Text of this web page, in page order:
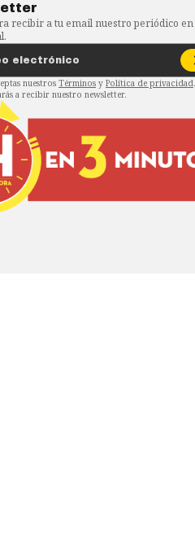
recibir a tu email nuestro periódico en
nuestros Términos y Política de privacidad.
a recibir nuestro newsletter.